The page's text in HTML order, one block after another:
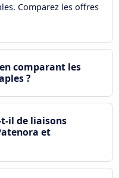
Comparez les offres
comparant les
?
il de liaisons
et